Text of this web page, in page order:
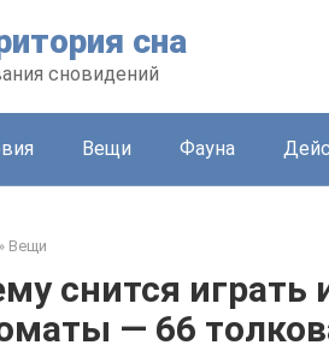
сна
сновидений
Вещи Фауна
» Вещи
снится
— 66